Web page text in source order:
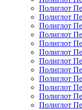
Полиглот
Полиглот
Полиглот
Полиглот
Полиглот
Полиглот
Полиглот
Полиглот
Полиглот
Полиглот
Полиглот
Полиглот